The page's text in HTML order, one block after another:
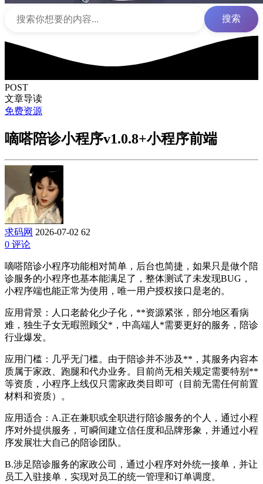
搜索
POST
文章导读
免费资源
嘀嗒陪诊小程序v1.0.8+小程序前端
求码网 2026-07-02 62
0 评论
嘀嗒陪诊小程序功能相对简单，后台也简捷，如果只是做个陪
诊服务的小程序也基本能满足了，整体测试了未发现BUG，
小程序端也能正常为使用，唯一用户授权接口是老的。
应用背景：人口老龄化少子化，**资源紧张，部分地区看病
难，独生子女无暇照顾父*，中高端人*需要更好的服务，陪诊
行业爆发。
应用门槛：几乎无门槛。由于陪诊并不涉及**，其服务内容本
质属于家政、跑腿和代办业务。目前尚无相关规定需要特别**
等资质，小程序上线仅只需家政类目即可（目前无需任何前置
材料和资质）。
应用适合：A.正在兼职或全职进行陪诊服务的个人，通过小程
序对外提供服务，可瞬间建立信任度和品牌形象，并通过小程
序发展壮大自己的陪诊团队。
B.涉足陪诊服务的家政公司，通过小程序对外统一接单，并让
员工入驻接单，实现对员工的统一管理和订单调度。